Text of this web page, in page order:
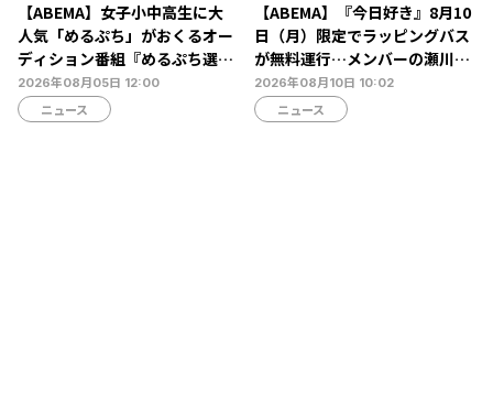
【ABEMA】女子小中高生に大
人気「めるぷち」がおくるオー
ディション番組『めるぷち選抜
決定戦2026』の生配信が決定
2026年08月05日 12:00
ニュース
【ABEMA】『今日好き』8月10
日（月）限定でラッピングバス
が無料運行…メンバーの瀬川陽
菜乃＆米澤りあが乗車
2026年08月10日 10:02
ニュース